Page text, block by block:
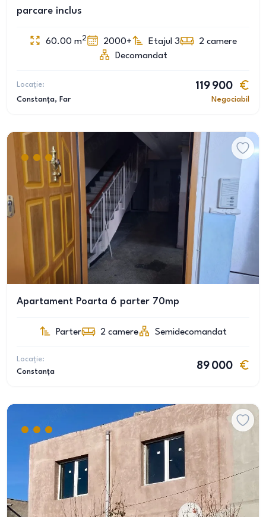
parcare inclus
60.00 m2 2000+ Etajul 3 2 camere
Decomandat
Locație:
Constanța, Far
119 900
Negociabil
Apartament Poarta 6 parter 70mp
Parter 2 camere Semidecomandat
Locație:
Constanța
89 000